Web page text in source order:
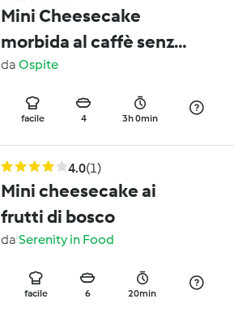
Mini Cheesecake
morbida al caffè senza
glutine e lattosio -
Contest merende
da Ospite
facile 4 3h 0min
4.0(1)
Mini cheesecake ai
frutti di bosco
da Serenity in Food
facile 6 20min